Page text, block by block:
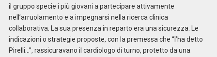
il gruppo specie i più giovani a partecipare attivamente
nell’arruolamento e a impegnarsi nella ricerca clinica
collaborativa. La sua presenza in reparto era una sicurezza. Le
indicazioni o strategie proposte, con la premessa che “l’ha detto
Pirelli…”, rassicuravano il cardiologo di turno, protetto da una